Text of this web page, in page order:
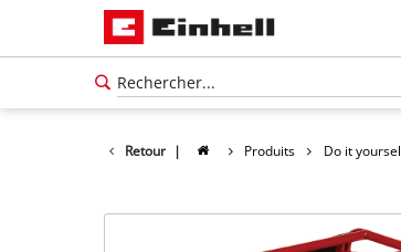
Retour | Produits Do it